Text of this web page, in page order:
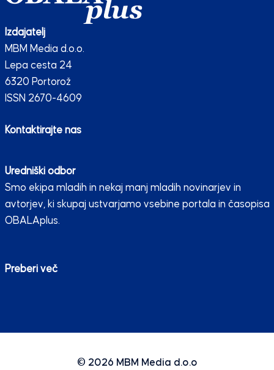
Izdajatelj
MBM Media d.o.o.
Lepa cesta 24
6320 Portorož
ISSN 2670-4609
Kontaktirajte nas
Uredniški odbor
Smo ekipa mladih in nekaj manj mladih novinarjev in
avtorjev, ki skupaj ustvarjamo vsebine portala in časopisa
OBALAplus.
Preberi več
© 2026 MBM Media d.o.o